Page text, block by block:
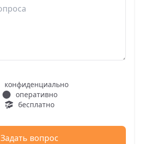
конфиденциально
оперативно
бесплатно
Задать вопрос